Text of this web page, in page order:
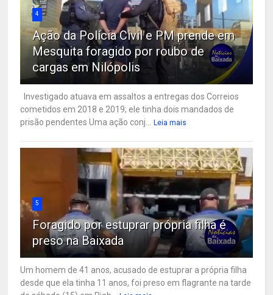
4
Ação da Polícia Civil e PM prende em
Mesquita foragido por roubo de
cargas em Nilópolis
Investigado atuava em assaltos a entregas dos Correios
cometidos em 2018 e 2019; ele tinha dois mandados de
prisão pendentes Uma ação conj...
Leia mais
5
Foragido por estuprar própria filha é
preso na Baixada
Um homem de 41 anos, acusado de estuprar a própria filha
desde que ela tinha 11 anos, foi preso em flagrante na tarde